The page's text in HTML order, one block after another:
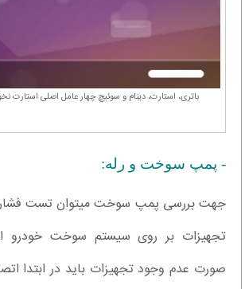
باتری، استارت، دینام و سوئیچ چهار عامل اصلی استارت
- پمپ سوخت و رله:
جهت بررسی پمپ سوخت میتوان تست فشار
تجهیزات بر روی سیستم سوخت خودرو
صورت عدم وجود تجهیزات باید در ابتدا